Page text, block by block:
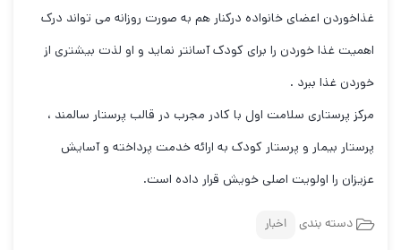
غذاخوردن اعضای خانواده درکنار هم به صورت روزانه می تواند درک
اهمیت غذا خوردن را برای کودک آسانتر نماید و او لذت بیشتری از
خوردن غذا ببرد .
مرکز پرستاری سلامت اول با کادر مجرب در قالب پرستار سالمند ،
پرستار بیمار و پرستار کودک به ارائه خدمت پرداخته و آسایش
عزیزان را اولویت اصلی خویش قرار داده است.
دسته بندی اخبار